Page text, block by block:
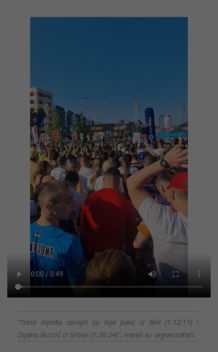
“Treće mjesto osvojili su Ilija Jukić iz BiH (1:12:11) i
Dijana Burzić iz Srbije (1:30:24)”, naveli su organizatori.